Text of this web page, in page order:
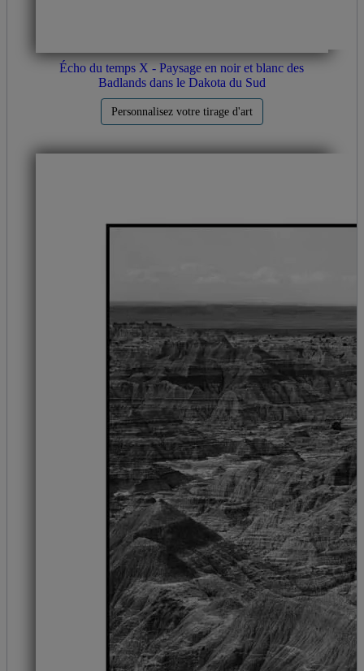
Écho du temps X - Paysage en noir et blanc des
Badlands dans le Dakota du Sud
Personnalisez votre tirage d'art